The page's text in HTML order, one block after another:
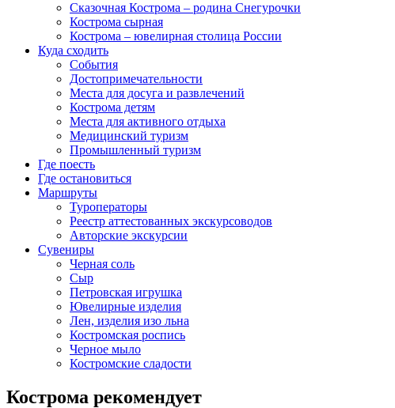
Сказочная Кострома – родина Снегурочки
Кострома сырная
Кострома – ювелирная столица России
Куда сходить
События
Достопримечательности
Места для досуга и развлечений
Кострома детям
Места для активного отдыха
Медицинский туризм
Промышленный туризм
Где поесть
Где остановиться
Маршруты
Туроператоры
Реестр аттестованных экскурсоводов
Авторские экскурсии
Сувениры
Черная соль
Сыр
Петровская игрушка
Ювелирные изделия
Лен, изделия изо льна
Костромская роспись
Черное мыло
Костромские сладости
Кострома рекомендует